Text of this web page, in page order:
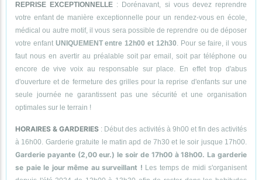
REPRISE EXCEPTIONNELLE : Dorénavant, si vous devez reprendre
votre enfant de manière exceptionnelle pour un rendez-vous en école,
médical ou autre motif, il vous sera possible de reprendre ou de déposer
votre enfant UNIQUEMENT entre 12h00 et 12h30. Pour se faire, il vous
faut nous en avertir au préalable soit par email, soit par téléphone ou
encore de vive voix au responsable sur place. En effet trop d'abus
d'ouverture et de fermeture des grilles pour la reprise d'enfants sur une
seule journée ne garantissent pas une sécurité et une organisation
optimales sur le terrain !
HORAIRES & GARDERIES : Début des activités à 9h00 et fin des activités
à 16h00. Garderie gratuite le matin apd de 7h30 et le soir jusque 17h00.
Garderie payante (2,00 eur.) le soir de 17h00 à 18h00. La garderie
se paie le jour même au surveillant ! Les temps de midi s'organisent